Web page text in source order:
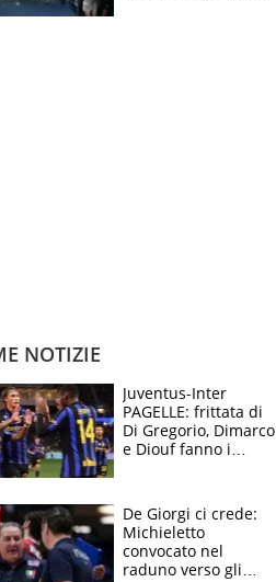
NOTIZIE
Juventus-Inter
PAGELLE: frittata di
Di Gregorio, Dimarco
e Diouf fanno i
scompare, Kolo fa
sperare
De Giorgi ci crede:
Michieletto
convocato nel
raduno verso gli